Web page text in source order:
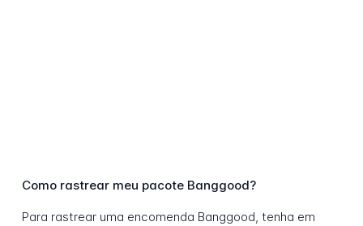
Como rastrear meu pacote Banggood?
Para rastrear uma encomenda Banggood, tenha em